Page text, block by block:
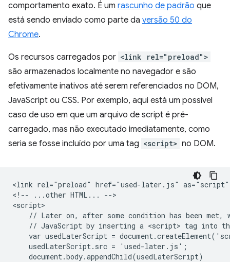
comportamento exato. É um rascunho de padrão que
está sendo enviado como parte da versão 50 do
Chrome.
Os recursos carregados por <link rel="preload">
são armazenados localmente no navegador e são
efetivamente inativos até serem referenciados no DOM,
JavaScript ou CSS. Por exemplo, aqui está um possível
caso de uso em que um arquivo de script é pré-
carregado, mas não executado imediatamente, como
seria se fosse incluído por uma tag <script> no DOM.
<link rel="preload" href="used-later.js"
<!-- ...other HTML... -->
<script>
// Later on, after some condition has been met,
// JavaScript by inserting a <script> tag into
var usedLaterScript =
    usedLaterScript.src = 'used-later.js';
    document.body.appendChild(usedLaterScript)